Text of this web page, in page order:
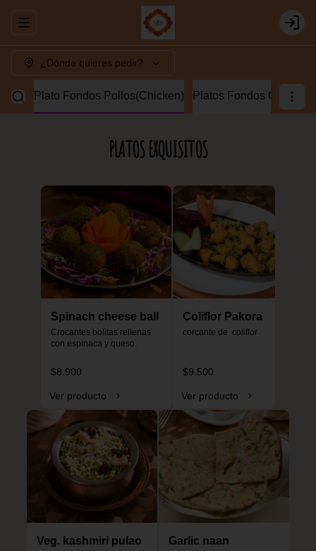
Abrir menu de navegación Login
¿Dónde quieres pedir?
Plato Fondos Pollos(Chicken) Platos Fondos
PLATOS EXQUISITOS
Spinach cheese ball
Crocantes bolitas rellenas
con espinaca y queso.
$8.900
Ver producto
Coliflor Pakora
corcante de  coliflor
$9.500
Ver producto
Veg. kashmiri pulao Garlic naan